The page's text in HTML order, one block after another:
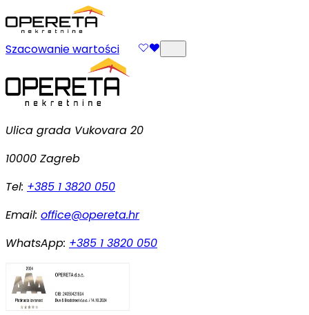
Szacowanie wartości
Ulica grada Vukovara 20
10000 Zagreb
Tel: +385 1 3820 050
Email: office@opereta.hr
WhatsApp: +385 1 3820 050